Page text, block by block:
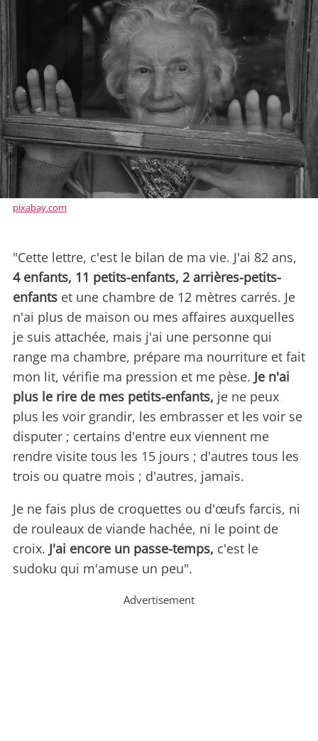
pixabay.com
"Cette lettre, c'est le bilan de ma vie. J'ai 82 ans,
4 enfants, 11 petits-enfants, 2 arrières-petits-
enfants et une chambre de 12 mètres carrés. Je
n'ai plus de maison ou mes affaires auxquelles
je suis attachée, mais j'ai une personne qui
range ma chambre, prépare ma nourriture et fait
mon lit, vérifie ma pression et me pèse. Je n'ai
plus le rire de mes petits-enfants, je ne peux
plus les voir grandir, les embrasser et les voir se
disputer ; certains d'entre eux viennent me
rendre visite tous les 15 jours ; d'autres tous les
trois ou quatre mois ; d'autres, jamais.
Je ne fais plus de croquettes ou d'œufs farcis, ni
de rouleaux de viande hachée, ni le point de
croix. J'ai encore un passe-temps, c'est le
sudoku qui m'amuse un peu".
Advertisement